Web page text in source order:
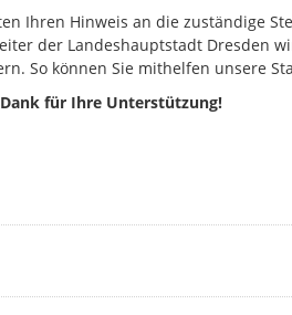
Ihren Hinweis an die zuständige
der Landeshauptstadt Dresden
So können Sie mithelfen unsere
für Ihre Unterstützung!